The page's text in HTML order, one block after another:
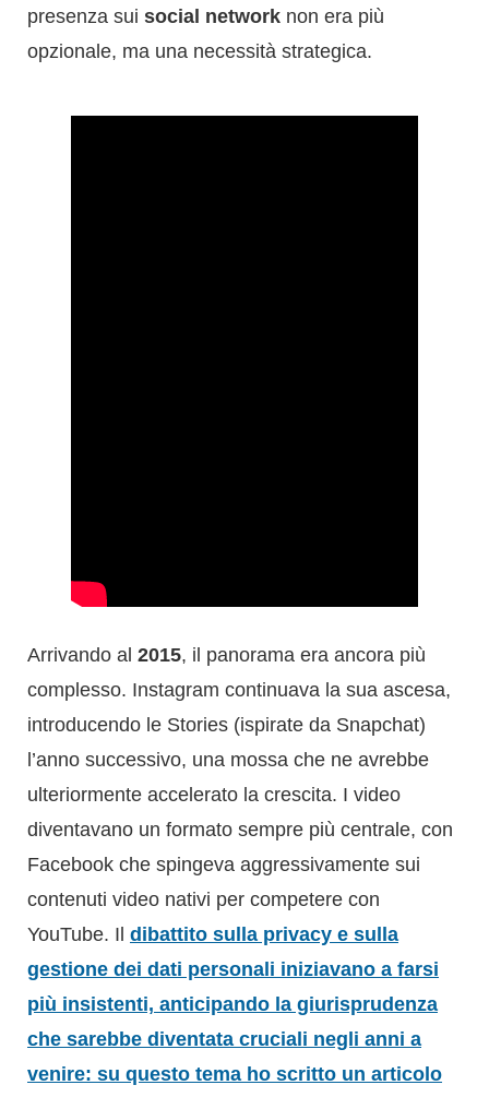
presenza sui social network non era più
opzionale, ma una necessità strategica.
Arrivando al 2015, il panorama era ancora più
complesso. Instagram continuava la sua ascesa,
introducendo le Stories (ispirate da Snapchat)
l’anno successivo, una mossa che ne avrebbe
ulteriormente accelerato la crescita. I video
diventavano un formato sempre più centrale, con
Facebook che spingeva aggressivamente sui
contenuti video nativi per competere con
YouTube. Il dibattito sulla privacy e sulla
gestione dei dati personali iniziavano a farsi
più insistenti, anticipando la giurisprudenza
che sarebbe diventata cruciali negli anni a
venire: su questo tema ho scritto un articolo